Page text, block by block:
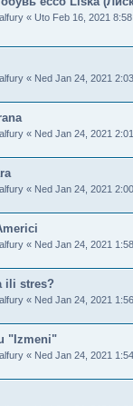
« Uto Feb 16, 2021
« Ned Jan 24, 2021
« Ned Jan 24, 2021
« Ned Jan 24, 2021
« Ned Jan 24, 2021
ili stres?
« Ned Jan 24, 2021
"Izmeni"
« Ned Jan 24, 2021